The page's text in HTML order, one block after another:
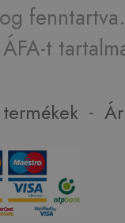
fenntartva.
t
-